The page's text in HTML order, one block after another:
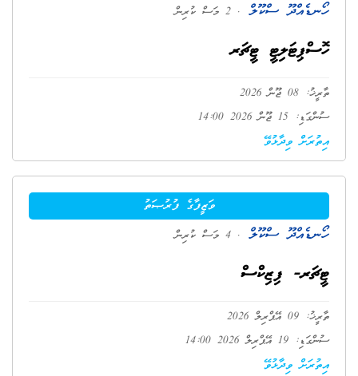
ހޯނޑެއްދޫ ސްކޫލް . 2 މަސް ކުރިން
ހޮސްޕިޓަލިޓީ ޓީޗަރ
ތާރީޚު: 08 ޖޫން 2026
ސުންގަޑި: 15 ޖޫން 2026 14:00
އިތުރަށް ވިދާޅުވޭ
ވަޒީފާގެ ފުރުޞަތު
ހޯނޑެއްދޫ ސްކޫލް . 4 މަސް ކުރިން
ޓީޗަރ- ފިޒިކްސް
ތާރީޚު: 09 އޭޕްރިލް 2026
ސުންގަޑި: 19 އޭޕްރިލް 2026 14:00
އިތުރަށް ވިދާޅުވޭ